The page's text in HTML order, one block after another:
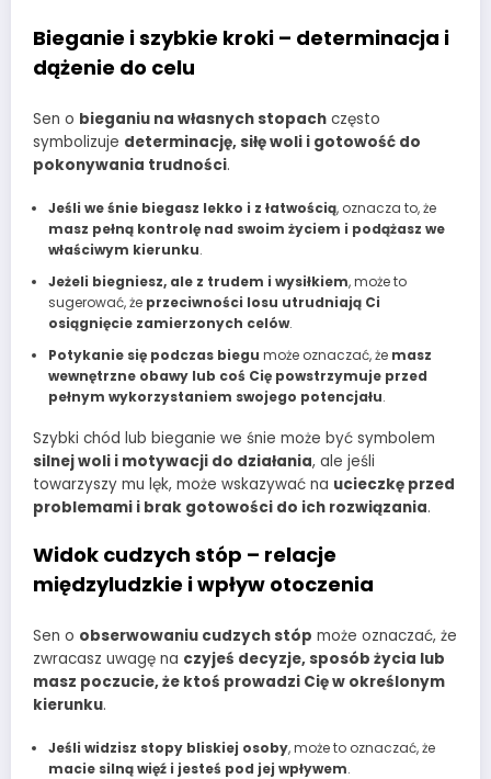
Bieganie i szybkie kroki – determinacja i
dążenie do celu
Sen o bieganiu na własnych stopach często
symbolizuje determinację, siłę woli i gotowość do
pokonywania trudności.
Jeśli we śnie biegasz lekko i z łatwością, oznacza to, że
masz pełną kontrolę nad swoim życiem i podążasz we
właściwym kierunku.
Jeżeli biegniesz, ale z trudem i wysiłkiem, może to
sugerować, że przeciwności losu utrudniają Ci
osiągnięcie zamierzonych celów.
Potykanie się podczas biegu może oznaczać, że masz
wewnętrzne obawy lub coś Cię powstrzymuje przed
pełnym wykorzystaniem swojego potencjału.
Szybki chód lub bieganie we śnie może być symbolem
silnej woli i motywacji do działania, ale jeśli
towarzyszy mu lęk, może wskazywać na ucieczkę przed
problemami i brak gotowości do ich rozwiązania.
Widok cudzych stóp – relacje
międzyludzkie i wpływ otoczenia
Sen o obserwowaniu cudzych stóp może oznaczać, że
zwracasz uwagę na czyjeś decyzje, sposób życia lub
masz poczucie, że ktoś prowadzi Cię w określonym
kierunku.
Jeśli widzisz stopy bliskiej osoby, może to oznaczać, że
macie silną więź i jesteś pod jej wpływem.